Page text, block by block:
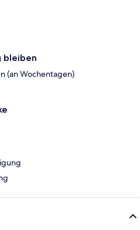
bleiben
(an Wochentagen)